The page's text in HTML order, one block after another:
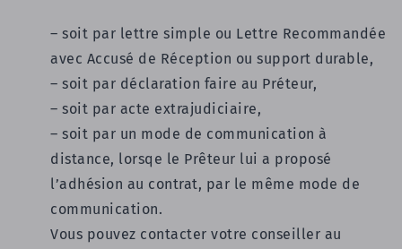
– soit par lettre simple ou Lettre Recommandée
avec Accusé de Réception ou support durable,
– soit par déclaration faire au Préteur,
– soit par acte extrajudiciaire,
– soit par un mode de communication à
distance, lorsqe le Prêteur lui a proposé
l’adhésion au contrat, par le même mode de
communication.
Vous pouvez contacter votre conseiller au